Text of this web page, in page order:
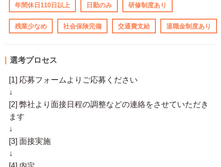
年間休日110日以上 日勤のみ 研修制度あり
残業少なめ 社会保険完備 交通費支給 退職金制度あり
選考プロセス
[1] 応募フォームよりご応募ください
↓
[2] 弊社より面接日程の調整などの連絡をさせていただき
ます
↓
[3] 面接実施
↓